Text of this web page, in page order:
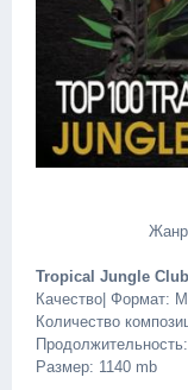
Tropical Jungle
Качество| Формат:
Количество
Размер: 1140 mb